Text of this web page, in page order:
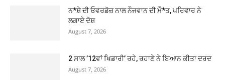
ਨ*ਸ਼ੇ ਦੀ ਓਵਰਡੋਜ਼ ਨਾਲ ਨੌਜਵਾਨ ਦੀ ਮੌ*ਤ, ਪਰਿਵਾਰ ਨੇ
ਲਗਾਏ ਦੋਸ਼
August 7, 2026
2 ਸਾਲ ’12ਵਾਂ ਖਿਡਾਰੀ’ ਰਹੇ, ਰਹਾਣੇ ਨੇ ਬਿਆਨ ਕੀਤਾ ਦਰਦ
August 7, 2026